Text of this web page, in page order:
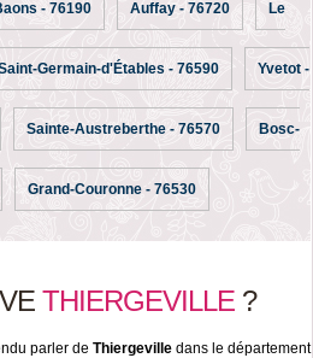
- 76190 Auffay - 76720 Le
Germain-d'Étables - 76590 Yvetot -
Sainte-Austreberthe - 76570 Bosc-
Grand-Couronne - 76530
THIERGEVILLE ?
parler de Thiergeville dans le département